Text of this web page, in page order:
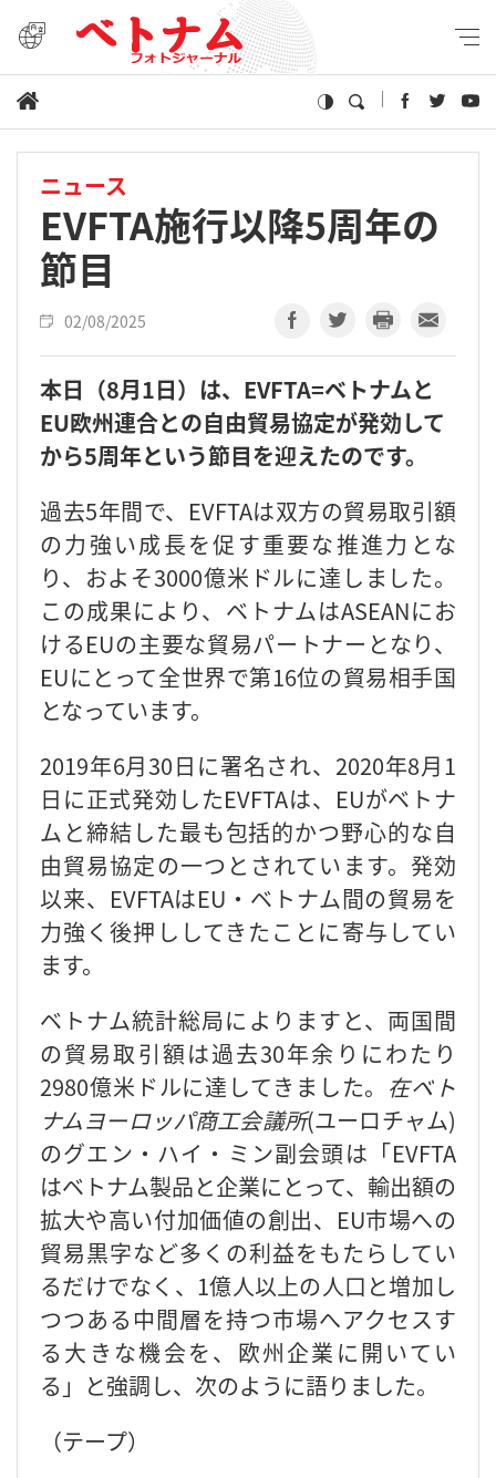
ニュース
EVFTA施行以降5周年の
節目
02/08/2025
本日（8月1日）は、EVFTA=ベトナムと
EU欧州連合との自由貿易協定が発効して
から5周年という節目を迎えたのです。
過去5年間で、EVFTAは双方の貿易取引額
の力強い成長を促す重要な推進力とな
り、およそ3000億米ドルに達しました。
この成果により、ベトナムはASEANにお
けるEUの主要な貿易パートナーとなり、
EUにとって全世界で第16位の貿易相手国
となっています。
2019年6月30日に署名され、2020年8月1
日に正式発効したEVFTAは、EUがベトナ
ムと締結した最も包括的かつ野心的な自
由貿易協定の一つとされています。発効
以来、EVFTAはEU・ベトナム間の貿易を
力強く後押ししてきたことに寄与してい
ます。
ベトナム統計総局によりますと、両国間
の貿易取引額は過去30年余りにわたり
2980億米ドルに達してきました。 在ベト
ナムヨーロッパ商工会議所(ユーロチャム)
のグエン・ハイ・ミン副会頭は「EVFTA
はベトナム製品と企業にとって、輸出額の
拡大や高い付加価値の創出、EU市場への
貿易黒字など多くの利益をもたらしてい
るだけでなく、1億人以上の人口と増加し
つつある中間層を持つ市場へアクセスす
る大きな機会を、欧州企業に開いてい
る」と強調し、次のように語りました。
（テープ）